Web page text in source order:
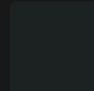
юаней (1,6 трлн